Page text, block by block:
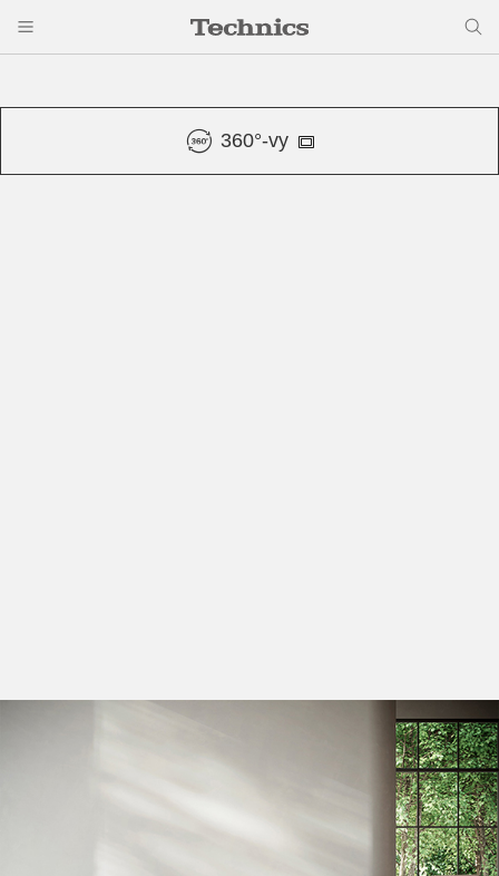
360°-vy